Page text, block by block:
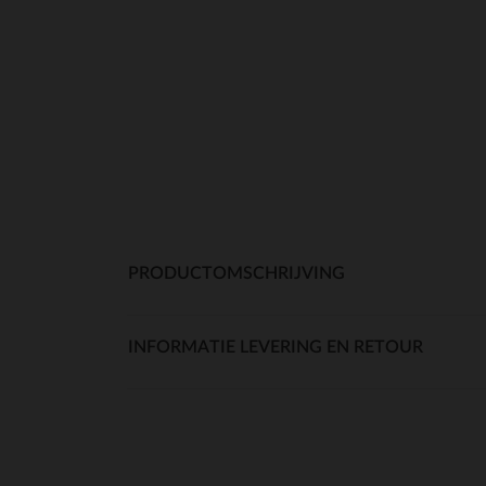
PRODUCTOMSCHRIJVING
INFORMATIE LEVERING EN RETOUR